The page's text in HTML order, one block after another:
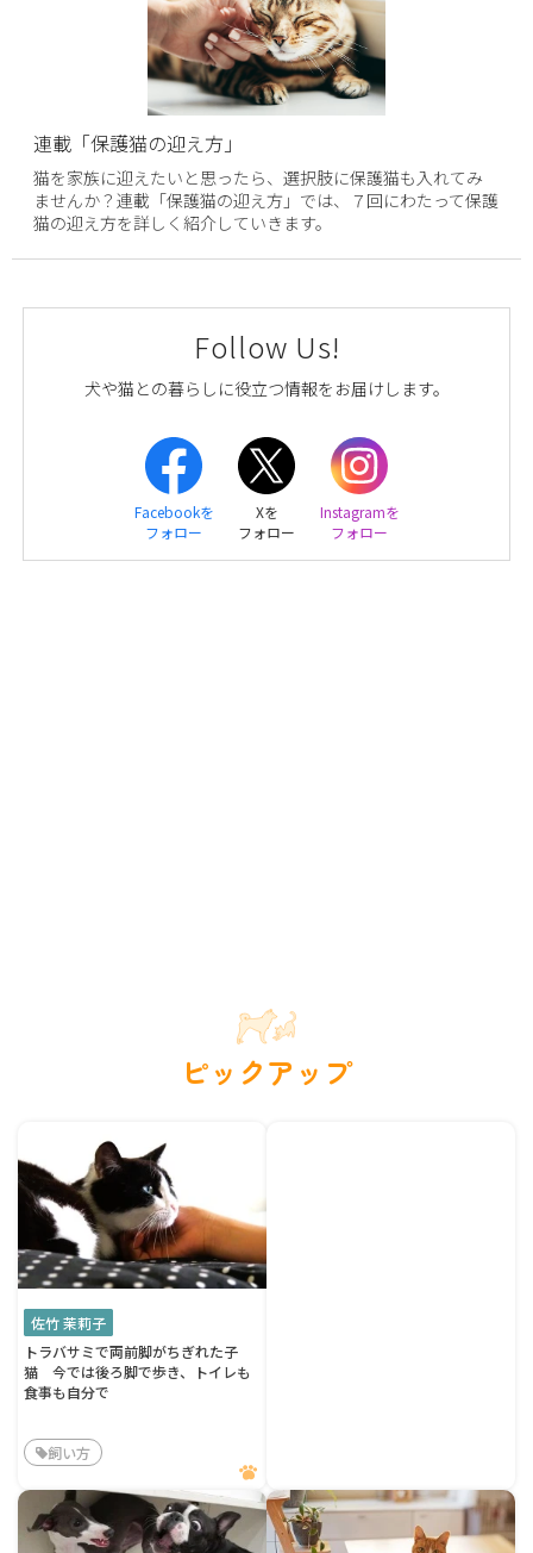
連載「保護猫の迎え方」
猫を家族に迎えたいと思ったら、選択肢に保護猫も入れてみ
ませんか？連載「保護猫の迎え方」では、７回にわたって保護
猫の迎え方を詳しく紹介していきます。
Follow Us!
犬や猫との暮らしに役立つ情報をお届けします。
Facebookを
フォロー
Xを
フォロー
Instagramを
フォロー
ピックアップ
佐竹 茉莉子
トラバサミで両前脚がちぎれた子
猫 今では後ろ脚で歩き、トイレも
食事も自分で
飼い方